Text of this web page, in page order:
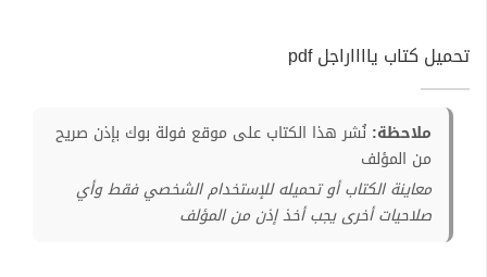
تحميل كتاب يااااراجل pdf
ملاحظة: نُشر هذا الكتاب على موقع فولة بوك بإذن صريح
من المؤلف
معاينة الكتاب أو تحميله للإستخدام الشخصي فقط وأي
صلاحيات أخرى يجب أخذ إذن من المؤلف